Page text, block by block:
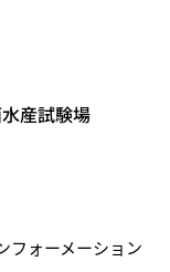
産試験場
フォーメーション